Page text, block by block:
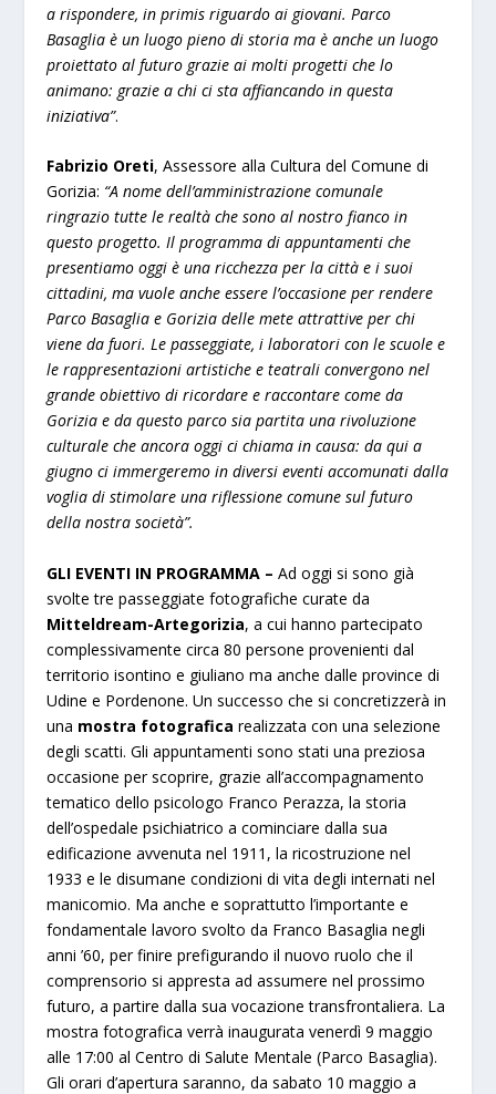
a rispondere, in primis riguardo ai giovani. Parco
Basaglia è un luogo pieno di storia ma è anche un luogo
proiettato al futuro grazie ai molti progetti che lo
animano: grazie a chi ci sta affiancando in questa
iniziativa”.
Fabrizio Oreti, Assessore alla Cultura del Comune di
Gorizia: “A nome dell’amministrazione comunale
ringrazio tutte le realtà che sono al nostro fianco in
questo progetto. Il programma di appuntamenti che
presentiamo oggi è una ricchezza per la città e i suoi
cittadini, ma vuole anche essere l’occasione per rendere
Parco Basaglia e Gorizia delle mete attrattive per chi
viene da fuori. Le passeggiate, i laboratori con le scuole e
le rappresentazioni artistiche e teatrali convergono nel
grande obiettivo di ricordare e raccontare come da
Gorizia e da questo parco sia partita una rivoluzione
culturale che ancora oggi ci chiama in causa: da qui a
giugno ci immergeremo in diversi eventi accomunati dalla
voglia di stimolare una riflessione comune sul futuro
della nostra società”.
GLI EVENTI IN PROGRAMMA – Ad oggi si sono già
svolte tre passeggiate fotografiche curate da
Mitteldream-Artegorizia, a cui hanno partecipato
complessivamente circa 80 persone provenienti dal
territorio isontino e giuliano ma anche dalle province di
Udine e Pordenone. Un successo che si concretizzerà in
una mostra fotografica realizzata con una selezione
degli scatti. Gli appuntamenti sono stati una preziosa
occasione per scoprire, grazie all’accompagnamento
tematico dello psicologo Franco Perazza, la storia
dell’ospedale psichiatrico a cominciare dalla sua
edificazione avvenuta nel 1911, la ricostruzione nel
1933 e le disumane condizioni di vita degli internati nel
manicomio. Ma anche e soprattutto l’importante e
fondamentale lavoro svolto da Franco Basaglia negli
anni ’60, per finire prefigurando il nuovo ruolo che il
comprensorio si appresta ad assumere nel prossimo
futuro, a partire dalla sua vocazione transfrontaliera. La
mostra fotografica verrà inaugurata venerdì 9 maggio
alle 17:00 al Centro di Salute Mentale (Parco Basaglia).
Gli orari d’apertura saranno, da sabato 10 maggio a